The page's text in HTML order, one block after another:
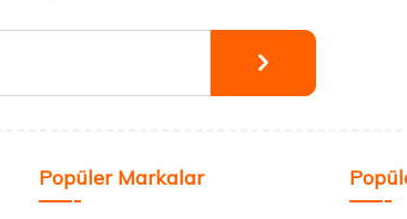
Popüler Markalar